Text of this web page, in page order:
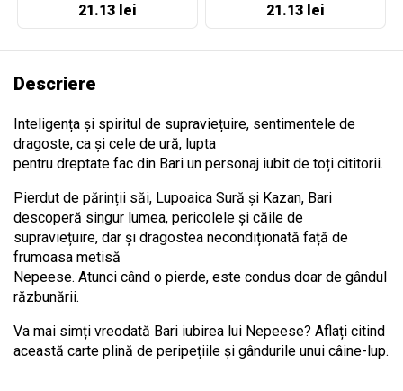
21.13 lei 21.13 lei
Descriere
Inteligența și spiritul de supraviețuire, sentimentele de
dragoste, ca și cele de ură, lupta
pentru dreptate fac din Bari un personaj iubit de toți cititorii.
Pierdut de părinții săi, Lupoaica Sură și Kazan, Bari
descoperă singur lumea, pericolele și căile de
supraviețuire, dar și dragostea necondiționată față de
frumoasa metisă
Nepeese. Atunci când o pierde, este condus doar de gândul
răzbunării.
Va mai simți vreodată Bari iubirea lui Nepeese? Aflați citind
această carte plină de peripețiile și gândurile unui câine-lup.